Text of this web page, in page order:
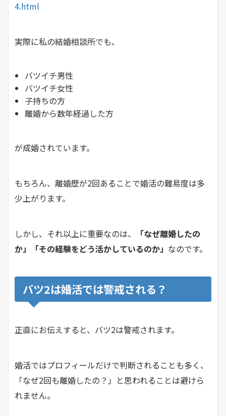
4.html
実際に私の結婚相談所でも、
バツイチ男性
バツイチ女性
子持ちの方
離婚から数年経過した方
が成婚されています。
もちろん、離婚歴が2回あることで婚活の難易度は多
少上がります。
しかし、それ以上に重要なのは、
「なぜ離婚したの
か」「その経験をどう活かしているのか」 なのです。
バツ2は婚活では警戒される？
正直にお伝えすると、バツ2は警戒されます。
婚活ではプロフィールだけで判断されることも多く、
「なぜ2回も離婚したの？」と思われることは避けら
れません。